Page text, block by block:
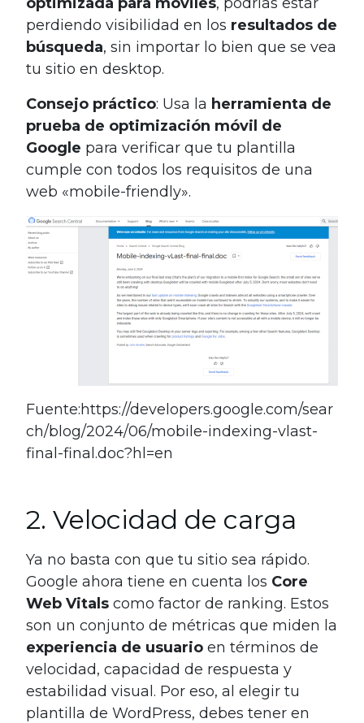
perdiendo visibilidad en los resultados de
búsqueda, sin importar lo bien que se vea
tu sitio en desktop.
Consejo práctico: Usa la herramienta de
prueba de optimización móvil de
Google para verificar que tu plantilla
cumple con todos los requisitos de una
web «mobile-friendly».
Fuente:https://developers.google.com/sear
ch/blog/2024/06/mobile-indexing-vlast-
final-final.doc?hl=en
2. Velocidad de carga
Ya no basta con que tu sitio sea rápido.
Google ahora tiene en cuenta los Core
Web Vitals como factor de ranking. Estos
son un conjunto de métricas que miden la
experiencia de usuario en términos de
velocidad, capacidad de respuesta y
estabilidad visual. Por eso, al elegir tu
plantilla de WordPress, debes tener en